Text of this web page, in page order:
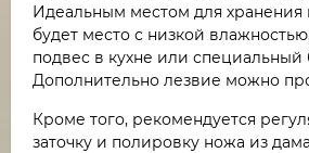
Идеальным местом для хранения
будет место с низкой
подвес в кухне или
Дополнительно лезвие можно
Кроме того, рекомендуется
заточку и полировку ножа из